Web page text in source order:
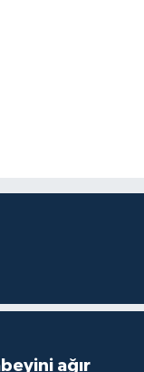
ağır